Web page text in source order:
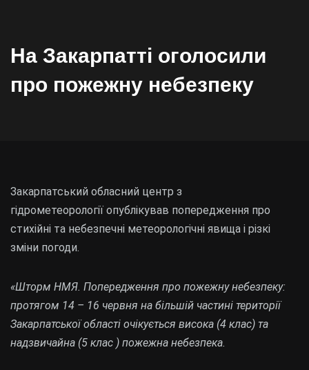
На Закарпатті оголосили
про пожежну небезпеку
Закарпатський обласний центр з
гідрометеорології опублікував попередження про
стихійні та небезпечні метеорологічні явища і різкі
зміни погоди.
«Шторм НМЯ. Попередження про пожежну небезпеку:
протягом 14 – 16 червня на більшій частині території
Закарпатської області очікується висока (4 клас) та
надзвичайна (5 клас ) пожежна небезпека.